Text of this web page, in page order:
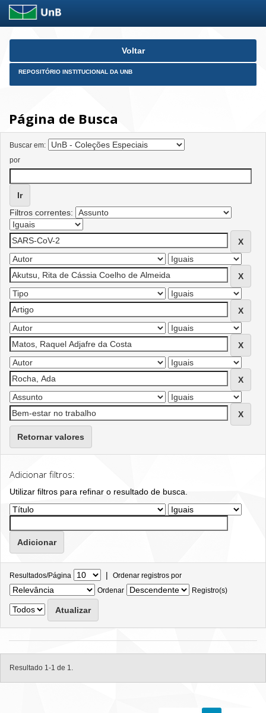
Skip
Voltar
REPOSITÓRIO INSTITUCIONAL DA UNB
Página de Busca
Buscar em:
por
Filtros correntes:
Retornar valores
Adicionar filtros:
Utilizar filtros para refinar o resultado de busca.
Resultados/Página | Ordenar registros por
Ordenar
Registro(s)
Resultado 1-1 de 1.